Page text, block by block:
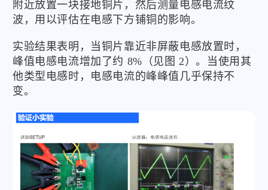
附近放置一块接地铜片，然后测量电感电流纹
波，用以评估在电感下方铺铜的影响。
实验结果表明，当铜片靠近非屏蔽电感放置时，
峰值电感电流增加了约 8%（见图 2）。当使用其
他类型电感时，电感电流的峰峰值几乎保持不
变。